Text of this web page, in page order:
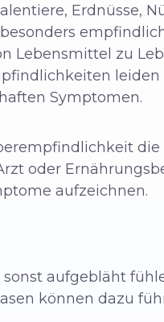
Erdnüsse,
Lebensmittel zu
Symptomen.
oder
aufzeichnen.
aufgebläht
können dazu